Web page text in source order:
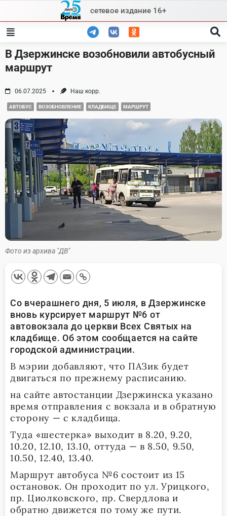
content
сетевое издание 16+
В Дзержинске возобновили автобусный
маршрут
06.07.2025 Наш корр.
АВТОБУС ВОЗОБНОВЛЕНИЕ КЛАДБИЩЕ МАРШРУТ
Фото из архива "ДВ"
Со вчерашнего дня, 5 июля, в Дзержинске
вновь курсирует маршрут №6 от
автовокзала до церкви Всех Святых на
кладбище. Об этом сообщается на сайте
городской администрации.
В мэрии добавляют, что ПАЗик будет
двигаться по прежнему расписанию.
на сайте автостанции Дзержинска указано
время отправления с вокзала и в обратную
сторону — с кладбища.
Туда «шестерка» выходит в 8.20, 9.20,
10.20, 12.10, 13.10, оттуда — в 8.50, 9.50,
10.50, 12.40, 13.40.
Маршрут автобуса №6 состоит из 15
остановок. Он проходит по ул. Урицкого,
пр. Циолковского, пр. Свердлова и
обратно движется по тому же пути.